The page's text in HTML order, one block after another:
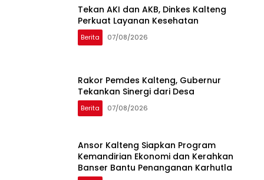
Tekan AKI dan AKB, Dinkes Kalteng
Perkuat Layanan Kesehatan
Berita 07/08/2026
Rakor Pemdes Kalteng, Gubernur
Tekankan Sinergi dari Desa
Berita 07/08/2026
Ansor Kalteng Siapkan Program
Kemandirian Ekonomi dan Kerahkan
Banser Bantu Penanganan Karhutla